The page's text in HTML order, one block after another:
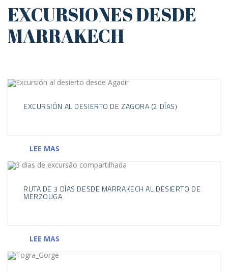
EXCURSIONES DESDE
MARRAKECH
EXCURSIÓN AL DESIERTO DE ZAGORA (2 DÍAS)
LEE MAS
RUTA DE 3 DÍAS DESDE MARRAKECH AL DESIERTO DE
MERZOUGA
LEE MAS